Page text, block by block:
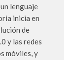
lenguaje
inicia en
de
y las redes
móviles, y